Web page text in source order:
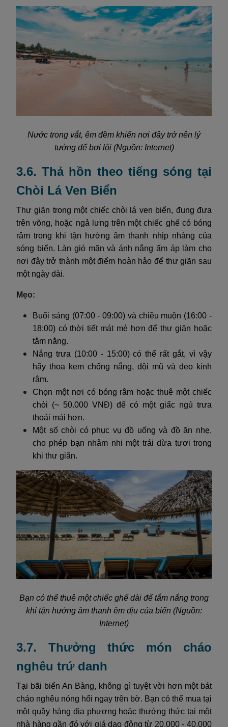
Nước trong vắt, êm đềm khiến nơi đây trở nên lý
tưởng để bơi lội (Nguồn: Internet)
3.6. Thả hồn theo tiếng sóng tại
Chòi Lá Ven Biển
Thư giãn trong một chiếc chòi lá ven biển, đung đưa
trên võng, hoặc ngả lưng trên một chiếc ghế có bóng
râm trong khi tận hưởng âm thanh nhịp nhàng của
sóng biển. Làn gió mặn và ánh nắng ấm áp làm cho
nơi đây trở thành một điểm hoàn hảo để thư giãn sau
một ngày dài.
Mẹo:
Buổi sáng (07:00 - 09:00) và chiều muộn (16:00 -
18:00) có thời tiết mát mẻ hơn để thư giãn hoặc
tắm nắng.
Nắng trưa (10:00 - 15:00) có thể rất gắt, vì vậy
hãy thoa kem chống nắng, đội mũ và đeo kính
râm.
Chọn một nơi có bóng râm hoặc thuê một chiếc
chòi (~ 50.000 VNĐ) để có một giấc ngủ trưa
thoải mái hơn.
Một số chòi có phục vụ đồ uống và đồ ăn nhẹ,
cho phép bạn nhâm nhi một trái dừa tươi trong
khi thư giãn.
Bạn có thể thuê một chiếc ghế dài để tắm nắng trong
khi tận hưởng âm thanh êm dịu của biển (Nguồn:
Internet)
3.7. Thưởng thức món cháo
nghêu trứ danh
Tại bãi biển An Bàng, không gì tuyệt vời hơn một bát
cháo nghêu nóng hổi ngay trên bờ. Bạn có thể mua tại
một quầy hàng địa phương hoặc thưởng thức tại một
nhà hàng gần đó với giá dao động từ 20.000 - 40.000